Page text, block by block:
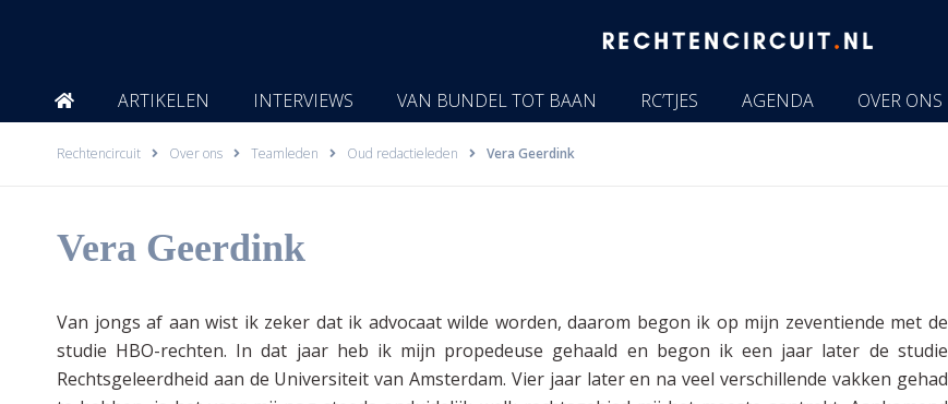
ARTIKELEN INTERVIEWS VAN BUNDEL TOT BAAN RC’TJES AGENDA OVER ONS
Rechtencircuit Over ons Teamleden Oud redactieleden Vera Geerdink
Vera Geerdink
Van jongs af aan wist ik zeker dat ik advocaat wilde worden, daarom begon ik op mijn zeventiende met de
studie HBO-rechten. In dat jaar heb ik mijn propedeuse gehaald en begon ik een jaar later de studie
Rechtsgeleerdheid aan de Universiteit van Amsterdam. Vier jaar later en na veel verschillende vakken gehad